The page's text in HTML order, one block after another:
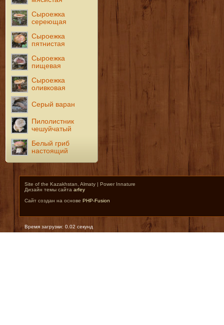
Сыроежка
сереющая
Сыроежка
пятнистая
Сыроежка
пищевая
Сыроежка
оливковая
Серый варан
Пилолистник
чешуйчатый
Белый гриб
настоящий
Site of the Kazakhstan, Almaty | Power Innature
Дизайн темы сайта arfey
Сайт создан на основе PHP-Fusion
Время загрузки: 0.02 секунд